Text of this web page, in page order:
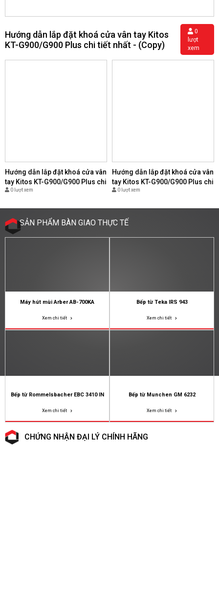
Hướng dẫn lắp đặt khoá cửa vân tay Kitos
KT-G900/G900 Plus chi tiết nhất - (Copy)
0
lượt
xem
Hướng dẫn lắp đặt khoá cửa vân
tay Kitos KT-G900/G900 Plus chi
tiết nhất - (Copy)
0 lượt xem
Hướng dẫn lắp đặt khoá cửa vân
tay Kitos KT-G900/G900 Plus chi
tiết nhất - (Copy)
0 lượt xem
SẢN PHẨM BÀN GIAO THỰC TẾ
Máy hút mùi Arber AB-700KA
Xem chi tiết
Bếp từ Teka IRS 943
Xem chi tiết
Bếp từ Rommelsbacher EBC 3410 IN
Xem chi tiết
Bếp từ Munchen GM 6232
Xem chi tiết
CHỨNG NHẬN ĐẠI LÝ CHÍNH HÃNG